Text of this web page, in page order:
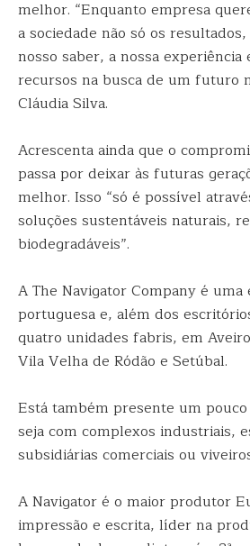
melhor. “Enquanto empresa
a sociedade não só os
nosso saber, a nossa experiência
recursos na busca de um futuro
Cláudia Silva.
Acrescenta ainda que o
passa por deixar às futuras
melhor. Isso “só é possível
soluções sustentáveis naturais,
biodegradáveis”.
A The Navigator Company é uma
portuguesa e, além dos
quatro unidades fabris, em
Vila Velha de Ródão e Setúbal.
Está também presente um
seja com complexos industriais,
subsidiárias comerciais ou
A Navigator é o maior produtor
impressão e escrita, líder na